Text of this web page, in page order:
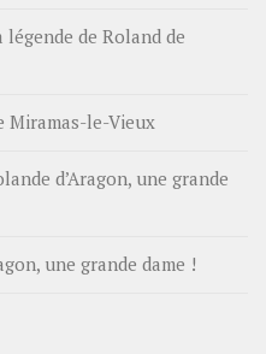
légende de Roland de
Miramas-le-Vieux
d’Aragon, une grande
une grande dame !